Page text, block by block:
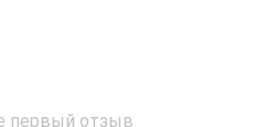
первый отзыв